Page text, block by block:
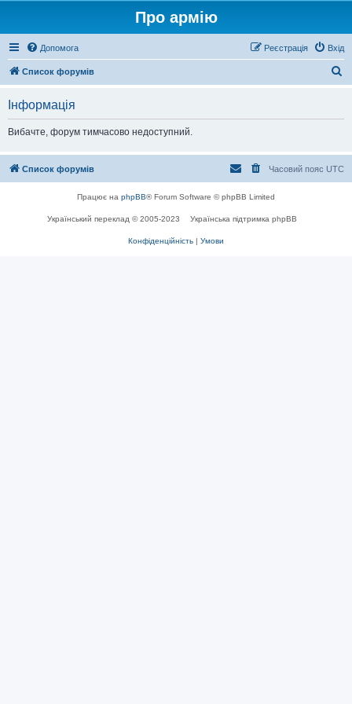
Про армію
Допомога Вхід
Реєстрація
Список форумів
Інформація
Вибачте, форум тимчасово недоступний.
Список форумів Часовий пояс UTC
Працює на phpBB® Forum Software © phpBB Limited
Український переклад © 2005-2023 Українська підтримка phpBB
Конфіденційність | Умови